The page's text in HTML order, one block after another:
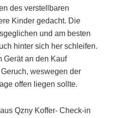
des verstellbaren
Kinder gedacht. Die
und am besten
hinter sich her schleifen.
Gerät an den Kauf
weswegen der
offen liegen sollte.
Qzny Koffer- Check-in